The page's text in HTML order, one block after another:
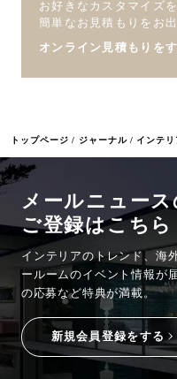
トップページ ジャーナル インテリ
お好きなカスタマイズ
簡単なお見積もりをお
オンライン見積もりを
メールニュー
ご登録はこちら
インテリアのトレンド、海
ールームのイベント情報が
の応募など特典が満載。
新規会員登録をする